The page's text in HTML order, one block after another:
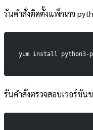
รันคำสั่งติดตั้งแพ็กเกจ
yum install python3-
รันคำสั่งตรวจสอบเวอร์ชัน